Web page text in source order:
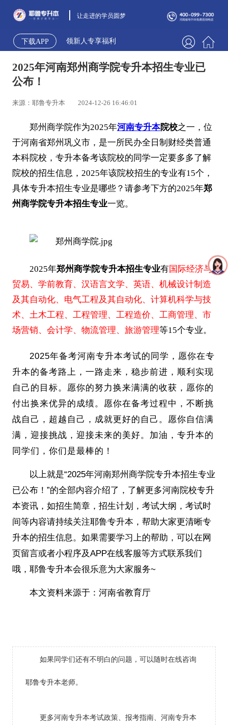
让走进的学员圆梦
下载APP 领新人专享福利
2025年河南郑州商学院专升本招生专业已
公布！
来源：耶鲁专升本 2024-12-26 16:46:01
郑州商学院作为2025年河南专升本院校之一，位
于河南省郑州巩义市，是一所民办全日制财经类普通
本科院校，专升本备考该院校的同学一定要多多了解
院校的招生信息，2025年该院校招生的专业有15个，
具体专升本招生专业是哪些？请参考下方的2025年郑
州商学院专升本招生专业一览。
2025年郑州商学院专升本招生专业有国际经济与
贸易、学前教育、汉语言文学、英语、机械设计制造
及其自动化、电气工程及其自动化、计算机科学与技
术、土木工程、工程管理、工程造价、工商管理、市
场营销、会计学、物流管理、旅游管理等15个专业。
2025年备考河南专升本考试的同学，愿你在专
升本的备考路上，一路走来，稳步前进，顺利实现
自己的目标。愿你的努力换来满满的收获，愿你的
付出换来优异的成绩。愿你在备考过程中，不断挑
战自己，超越自己，成就更好的自己。愿你自信满
满，迎接挑战，迎接未来的美好。加油，专升本的
同学们，你们是最棒的！
以上就是“2025年河南郑州商学院专升本招生专业
已公布！”的全部内容介绍了 ，了解更多河南院校专升
本资讯，如招生简章，招生计划，考试大纲，考试时
间等内容请持续关注耶鲁专升本，帮助大家更清晰专
升本的招生信息。如果需要学习上的帮助，可以在网
页留言或者小程序及APP在线客服等方式联系我们
哦，耶鲁专升本会很乐意为大家服务~
本文资料来源于：河南省教育厅
如果同学们还有不明白的问题，可以随时在线咨询
耶鲁专升本老师。
更多河南专升本考试政策、报考指南、河南专升本